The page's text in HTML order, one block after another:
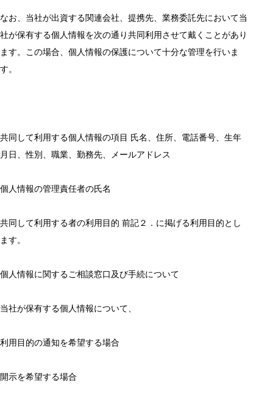
なお、当社が出資する関連会社、提携先、業務委託先において当
社が保有する個人情報を次の通り共同利用させて戴くことがあり
ます。この場合、個人情報の保護について十分な管理を行いま
す。
共同して利用する個人情報の項目 氏名、住所、電話番号、生年
月日、性別、職業、勤務先、メールアドレス
個人情報の管理責任者の氏名
共同して利用する者の利用目的 前記２．に掲げる利用目的とし
ます。
個人情報に関するご相談窓口及び手続について
当社が保有する個人情報について、
利用目的の通知を希望する場合
開示を希望する場合